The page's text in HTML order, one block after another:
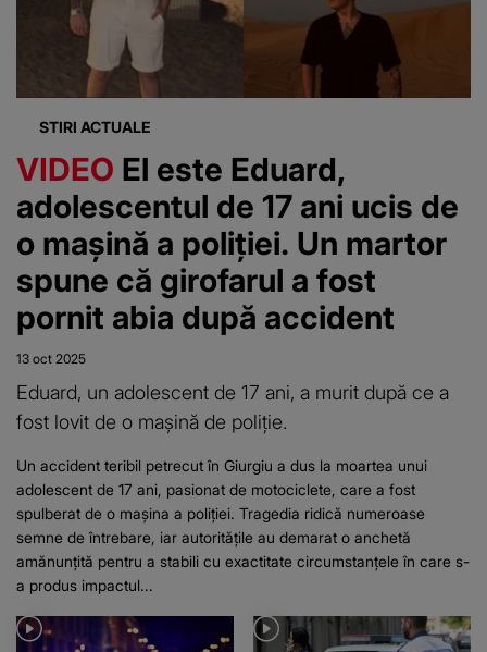
STIRI ACTUALE
VIDEO El este Eduard,
adolescentul de 17 ani ucis de
o mașină a poliției. Un martor
spune că girofarul a fost
pornit abia după accident
13 oct 2025
Eduard, un adolescent de 17 ani, a murit după ce a
fost lovit de o mașină de poliție.
Un accident teribil petrecut în Giurgiu a dus la moartea unui
adolescent de 17 ani, pasionat de motociclete, care a fost
spulberat de o mașina a poliției. Tragedia ridică numeroase
semne de întrebare, iar autoritățile au demarat o anchetă
amănunțită pentru a stabili cu exactitate circumstanțele în care s-
a produs impactul...